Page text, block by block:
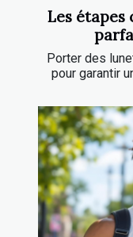
Les étapes
Porter des
pour garantir